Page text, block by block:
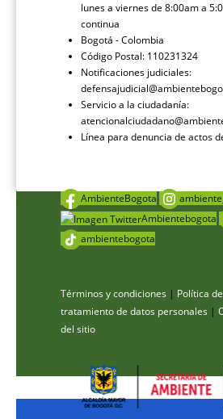
lunes a viernes de 8:00am a
continua
Bogotá - Colombia
Código Postal: 110231324
Notificaciones judiciales:
Servicio a la ciudadanía:
Línea para denuncia de actos
AmbienteBogota
Ambientebogota
ambientebogota
Términos y condiciones | Política
tratamiento de datos personales |
del sitio